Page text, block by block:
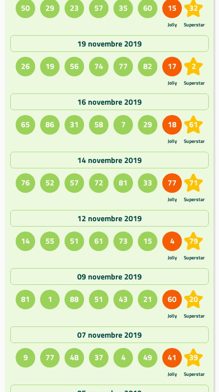
50
29 23 57 35 60 15
Jolly
32
Superstar
19 novembre 2019
26
19 56 74 77 82 17
Jolly
2
Superstar
16 novembre 2019
65
86 31 58 7 29 18
Jolly
61
Superstar
14 novembre 2019
76
52 57 72 81 33 77
Jolly
71
Superstar
12 novembre 2019
14
55 51 61 73 15 4
Jolly
79
Superstar
09 novembre 2019
81
1 88 51 43 21 60
Jolly
20
Superstar
07 novembre 2019
9
77 48 37 4 49 41
Jolly
39
Superstar